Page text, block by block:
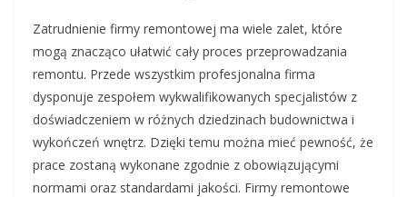
Zatrudnienie firmy remontowej ma wiele zalet, które
mogą znacząco ułatwić cały proces przeprowadzania
remontu. Przede wszystkim profesjonalna firma
dysponuje zespołem wykwalifikowanych specjalistów z
doświadczeniem w różnych dziedzinach budownictwa i
wykończeń wnętrz. Dzięki temu można mieć pewność, że
prace zostaną wykonane zgodnie z obowiązującymi
normami oraz standardami jakości. Firmy remontowe